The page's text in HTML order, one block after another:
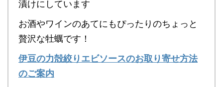
漬けにしています
お酒やワインのあてにもぴったりのちょっと
贅沢な牡蠣です！
伊豆の力殻絞りエビソースのお取り寄せ方法
のご案内